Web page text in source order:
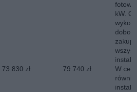
73 830 zł 79 740 zł
kW.
W